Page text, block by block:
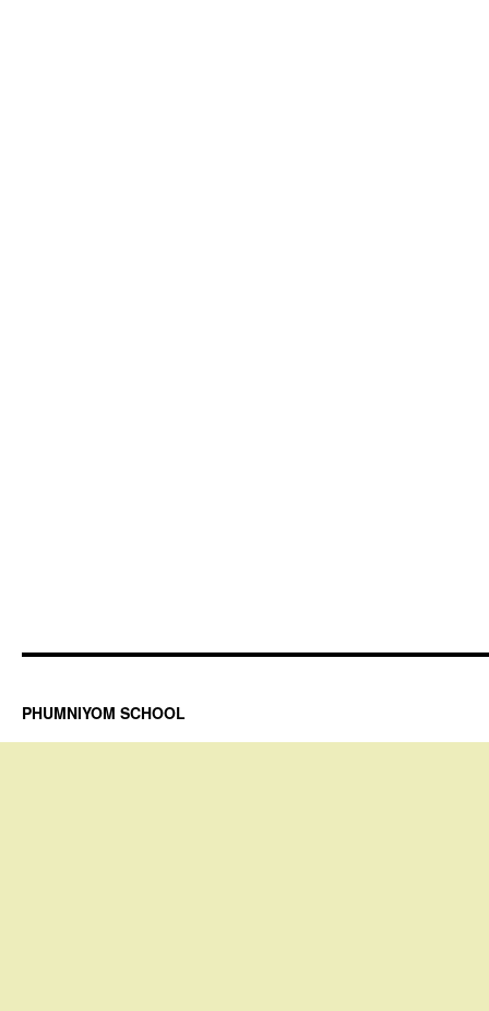
PHUMNIYOM SCHOOL